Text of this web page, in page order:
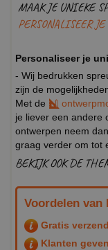
MAAK JE UNIEKE
PERSONALISEER
Personaliseer je
- Wij bedrukken
zijn de
Met de
je liever een andere
ontwerpen neem dan
graag verder om tot
BEKIJK OOK DE
Voordelen van
Gratis
Klanten